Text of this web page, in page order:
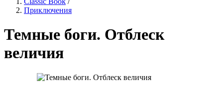
Приключения
Темные боги. Отблеск
величия